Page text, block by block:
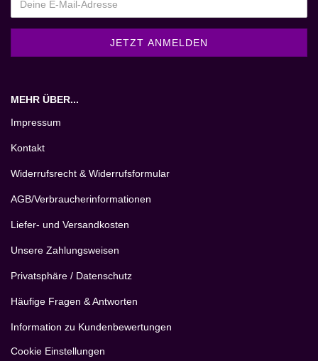
MEHR ÜBER...
Impressum
Kontakt
Widerrufsrecht & Widerrufsformular
AGB/Verbraucherinformationen
Liefer- und Versandkosten
Unsere Zahlungsweisen
Privatsphäre / Datenschutz
Häufige Fragen & Antworten
Information zu Kundenbewertungen
Cookie Einstellungen